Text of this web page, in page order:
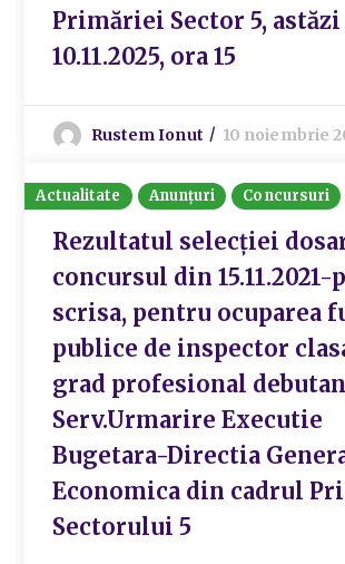
Primăriei Sector 5, astăzi
10.11.2025, ora 15
Rustem Ionut 10 noiembrie
Actualitate Anunțuri Concursuri
Rezultatul selecției
concursul din 15.11.2021-
scrisa, pentru ocuparea
publice de inspector
grad profesional
Serv.Urmarire Executie
Bugetara-Directia
Economica din cadrul
Sectorului 5